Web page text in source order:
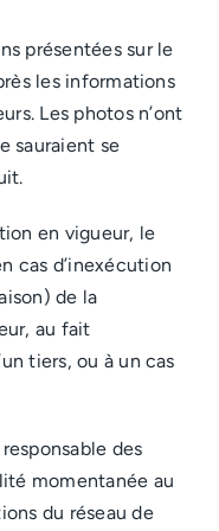
présentées sur le
les informations
Les photos n’ont
sauraient se
en vigueur, le
cas d’inexécution
de la
au fait
tiers, ou à un cas
des
momentanée au
du réseau de